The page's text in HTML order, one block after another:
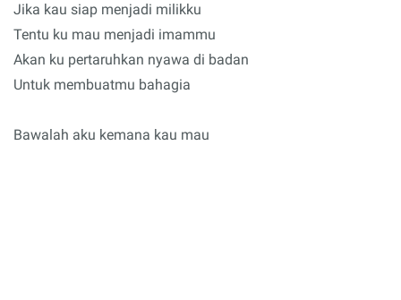
Jika kau siap menjadi milikku
Tentu ku mau menjadi imammu
Akan ku pertaruhkan nyawa di badan
Untuk membuatmu bahagia
Bawalah aku kemana kau mau